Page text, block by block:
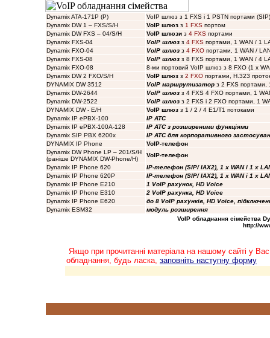
Dynamix ATA-171P (P)
VoIP шлюз з 1 FXS і 1 PSTN портами (SIP)
Dynamix DW 1 – FXS/S/H
VoIP шлюз з 1 FXS портом
Dynamix DW FXS – 04/S/H
VoIP шлюзи з 4 FXS портами
Dynamix FXS-04
VoIP шлюз з 4 FXS портами, 1 WAN / 1
Dynamix FXO-04
VoIP шлюз з 4 FXO портами, 1 WAN /
Dynamix FXS-08
VoIP шлюз з 8 FXS портами, 1 WAN / 4
Dynamix FXO-08
8-ми портовий VoIP шлюз з 8 FXO (1 x
Dynamix DW 2 FXO/S/H
VoIP шлюз з 2 FXO портами, H.323
DYNAMIX DW 3512
VoIP маршрутизатор з 2 FXS портами,
Dynamix DW-2644
VoIP шлюз з 4 FXS 4 FXO портами, 1
Dynamix DW-2522
VoIP шлюз з 2 FXS і 2 FXO портами, 1
DYNAMIX DW - E/H
VoIP шлюз з 1 / 2 / 4 E1/T1 потоками
Dynamix IP ePBX-100
IP ATC
Dynamix IP ePBX-100A-128
IP ATC з розширеними функціями
Dynamix SIP PBX 6200x
IP ATC для корпоративного
DYNAMIX IP Phone
VoIP-телефон
Dynamix DW Phone LP – 201/S/H
(раніше DYNAMIX DW-Phone/H)
VoIP-телефон
Dynamix IP Phone 620
IP-телефон (SIP/ IAX2), 1 x WAN і 1 x
Dynamix IP Phone 620P
IP-телефон (SIP/ IAX2), 1 x WAN і 1 x
Dynamix IP Phone E210
1 VoIP рахунок, HD Voice
Dynamix IP Phone E310
2 VoIP рахунка, HD Voice
Dynamix IP Phone E620
до 8 VoIP рахунків, HD Voice,
Dynamix ESM32
модуль розширення
VoIP обладнання сімейства
http://
Якщо при прочитанні матеріала на нашому сайті у
обладнання, будь ласка, заповніть наступну форму